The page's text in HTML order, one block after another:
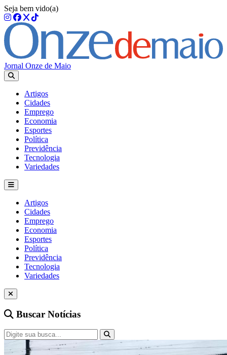
Seja bem vido(a)
Jornal Onze de Maio
Artigos
Cidades
Emprego
Economia
Esportes
Política
Previdência
Tecnologia
Variedades
Artigos
Cidades
Emprego
Economia
Esportes
Política
Previdência
Tecnologia
Variedades
Buscar Notícias